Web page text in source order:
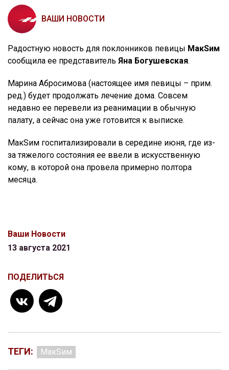
ВАШИ НОВОСТИ
Радостную новость для поклонников певицы МакSим
сообщила ее представитель Яна Богушевская.
Марина Абросимова (настоящее имя певицы – прим.
ред.) будет продолжать лечение дома. Совсем
недавно ее перевели из реанимации в обычную
палату, а сейчас она уже готовится к выписке.
МакSим госпитализировали в середине июня, где из-
за тяжелого состояния ее ввели в искусственную
кому, в которой она провела примерно полтора
месяца.
Ваши Новости
13 августа 2021
ПОДЕЛИТЬСЯ
ТЕГИ: МакSим